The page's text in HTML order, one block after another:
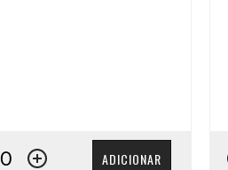
ADICIONAR